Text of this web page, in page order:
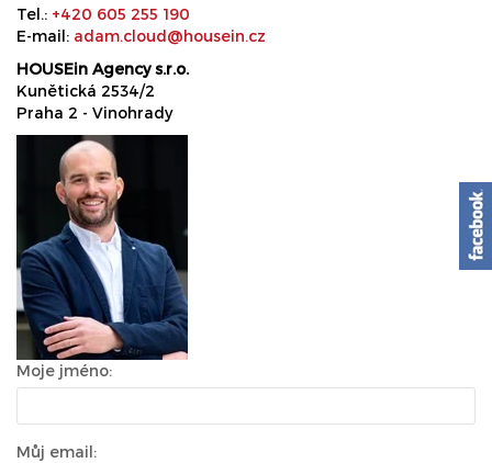
Tel.: +420 605 255 190
E-mail: adam.cloud@housein.cz
HOUSEin Agency s.r.o.
Kunětická 2534/2
Praha 2 - Vinohrady
Moje jméno:
Můj email: